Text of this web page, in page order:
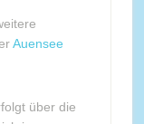
Auensee
über die